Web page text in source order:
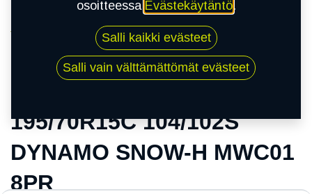
195/70R15C 104/102S DYNAMO SNOW-H
MWC01 8PR
195/70R15C 104/102S
DYNAMO SNOW-H MWC01
8PR
osoitteessa Evästekäytäntö.
Salli kaikki evästeet
Salli vain välttämättömät evästeet